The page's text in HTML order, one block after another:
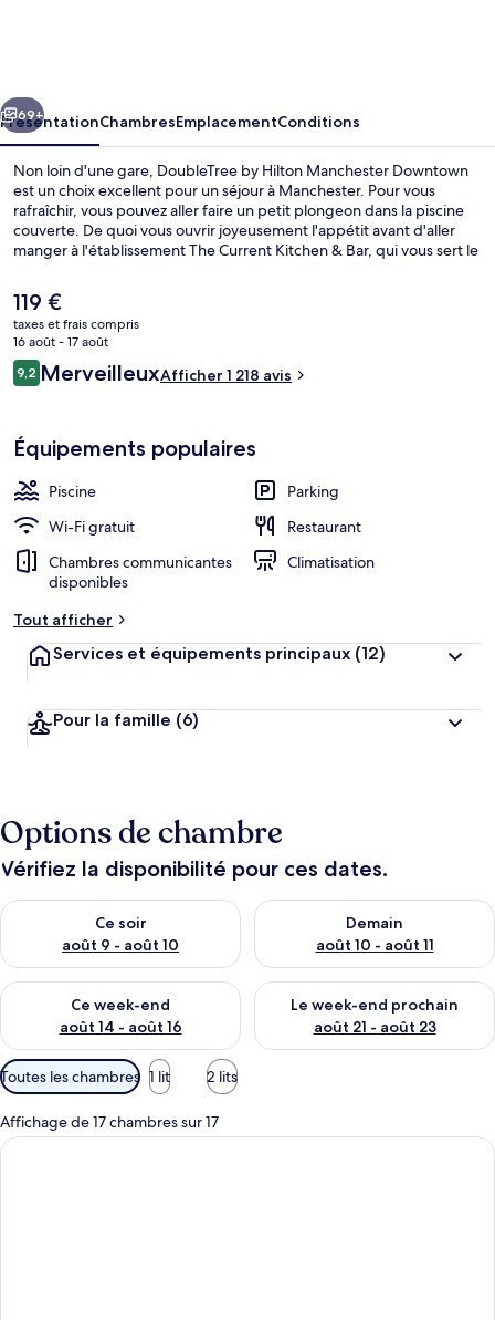
Downtown
Suivant
69+
PrésentationChambresEmplacementConditions
Non loin d'une gare, DoubleTree by Hilton Manchester Downtown
est un choix excellent pour un séjour à Manchester. Pour vous
rafraîchir, vous pouvez aller faire un petit plongeon dans la piscine
couverte. De quoi vous ouvrir joyeusement l'appétit avant d'aller
manger à l'établissement The Current Kitchen & Bar, qui vous sert le
hébergement figurent un bar / salon, une salle de fitness, et une
terrasse. Le personnel attentionné et l'emplacement remportent un
franc succès auprès des autres voyageurs.
Le
prix
actuel
est
de
119 €
taxes et frais compris
16 août - 17 août
Avis
voyageurs
9,29,2 sur 10
MerveilleuxAfficher 1 218 avis
Équipements populaires
Piscine
Parking
Wi-Fi gratuit
Restaurant
Chambres communicantes
disponibles
Climatisation
Tout afficher
Services et équipements principaux (12)
Pour la famille (6)
Options de chambre
Vérifiez la disponibilité pour ces dates.
Ce soir
août 9 - août 10
Vérifier la disponibilité pour ce soir août 9 - août 10
Demain
août 10 - août 11
Vérifier la disponibilité pour
Ce week-end
août 14 - août 16
Vérifier la disponibilité pour ce week-end août 14 - août 16
Le week-end prochain
août 21 - août 23
Vérifier la disponibilité pour
Filtres
disponibles
pour
les
Toutes les chambres 1 lit 2 lits
Affichage de 17 chambres sur 17